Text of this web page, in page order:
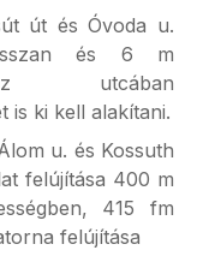
út és Óvoda u.
és 6 m
utcában
is ki kell alakítani.
u. és Kossuth
felújítása 400 m
415 fm
felújítása